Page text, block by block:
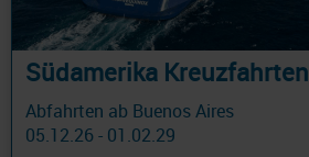
Südamerika Kreuzfahrten
Abfahrten ab Buenos Aires
05.12.26 - 01.02.29